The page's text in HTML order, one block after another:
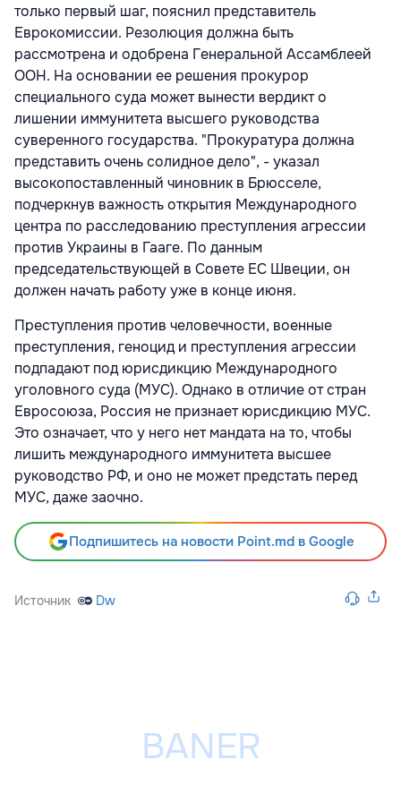
только первый шаг, пояснил представитель
Еврокомиссии. Резолюция должна быть
рассмотрена и одобрена Генеральной Ассамблеей
ООН. На основании ее решения прокурор
специального суда может вынести вердикт о
лишении иммунитета высшего руководства
суверенного государства. "Прокуратура должна
представить очень солидное дело", - указал
высокопоставленный чиновник в Брюсселе,
подчеркнув важность открытия Международного
центра по расследованию преступления агрессии
против Украины в Гааге. По данным
председательствующей в Совете ЕС Швеции, он
должен начать работу уже в конце июня.
Преступления против человечности, военные
преступления, геноцид и преступления агрессии
подпадают под юрисдикцию Международного
уголовного суда (МУС). Однако в отличие от стран
Евросоюза, Россия не признает юрисдикцию МУС.
Это означает, что у него нет мандата на то, чтобы
лишить международного иммунитета высшее
руководство РФ, и оно не может предстать перед
МУС, даже заочно.
Подпишитесь на новости Point.md в Google
Источник Dw